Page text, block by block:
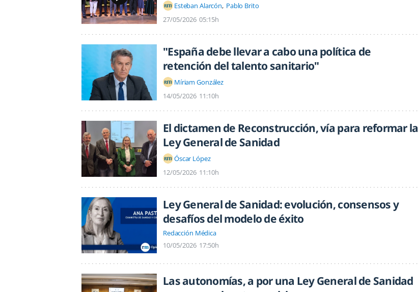
Esteban Alarcón Pablo Brito
27/05/2026 05:15h
"España debe llevar a cabo una política de
retención del talento sanitario"
Míriam González
14/05/2026 11:10h
El dictamen de Reconstrucción, vía para reformar la
Ley General de Sanidad
Óscar López
12/05/2026 11:10h
Ley General de Sanidad: evolución, consensos y
desafíos del modelo de éxito
Redacción Médica
10/05/2026 17:50h
Las autonomías, a por una Ley General de Sanidad